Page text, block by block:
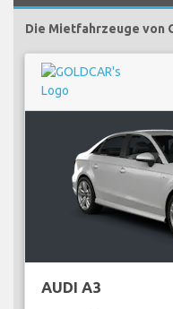
Die Mietfahrzeuge von
AUDI A3